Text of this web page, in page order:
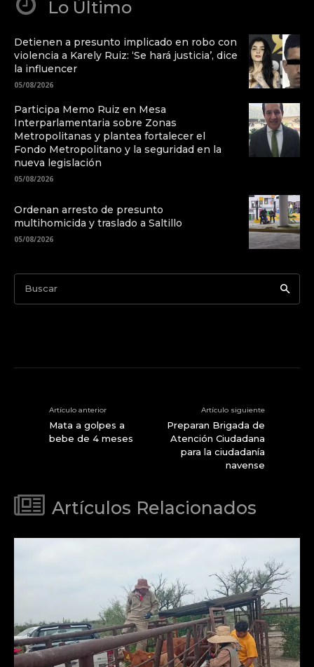
Lo Último
Detienen a presunto implicado en robo con
violencia a Karely Ruiz: ‘Se hará justicia’, dice
la influencer
05/08/2026
Participa Memo Ruiz en Mesa
Interparlamentaria sobre Zonas
Metropolitanas y plantea fortalecer el
Fondo Metropolitano y la seguridad en la
nueva legislación
05/08/2026
Ordenan arresto de presunto
multihomicida y traslado a Saltillo
05/08/2026
Buscar
Artículo anterior
Mata a golpes a
bebe de 4 meses
Artículo siguiente
Preparan Brigada de
Atención Ciudadana
para la ciudadanía
navense
Artículos Relacionados